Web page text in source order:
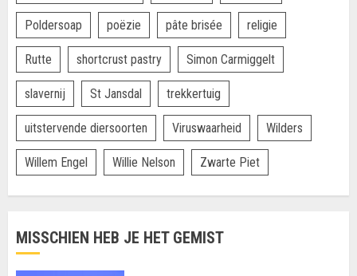
Poldersoap poëzie pâte brisée religie
Rutte shortcrust pastry Simon Carmiggelt
slavernij St Jansdal trekkertuig
uitstervende diersoorten Viruswaarheid Wilders
Willem Engel Willie Nelson Zwarte Piet
MISSCHIEN HEB JE HET GEMIST